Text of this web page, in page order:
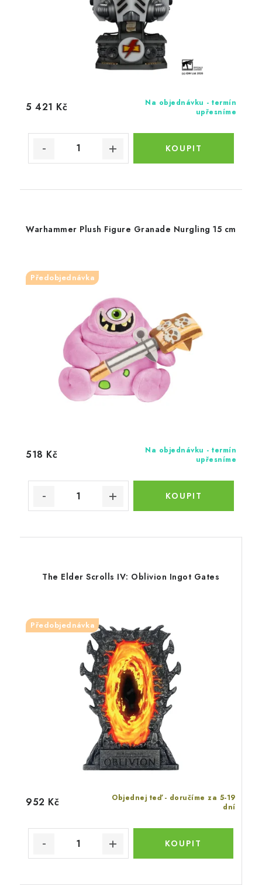
Na objednávku - termín
upřesníme
5 421 Kč
Warhammer Plush Figure Granade Nurgling 15 cm
Předobjednávka
Na objednávku - termín
upřesníme
518 Kč
The Elder Scrolls IV: Oblivion Ingot Gates
Předobjednávka
Objednej teď - doručíme za 5-19
dní
952 Kč